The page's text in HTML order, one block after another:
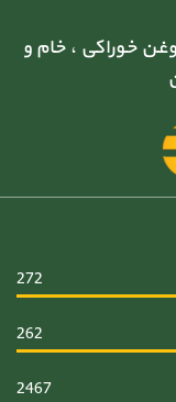
خوراکی ، خام و
272
262
2467